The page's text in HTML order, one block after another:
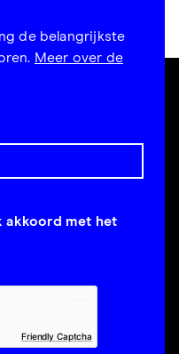
de belangrijkste
Meer over de
akkoord met het
Friendly Captcha